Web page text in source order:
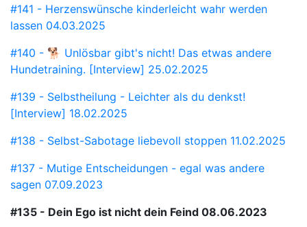
#141 - Herzenswünsche kinderleicht wahr werden
lassen 04.03.2025
#140 - 🐕 Unlösbar gibt's nicht! Das etwas andere
Hundetraining. [Interview] 25.02.2025
#139 - Selbstheilung - Leichter als du denkst!
[Interview] 18.02.2025
#138 - Selbst-Sabotage liebevoll stoppen 11.02.2025
#137 - Mutige Entscheidungen - egal was andere
sagen 07.09.2023
#135 - Dein Ego ist nicht dein Feind 08.06.2023